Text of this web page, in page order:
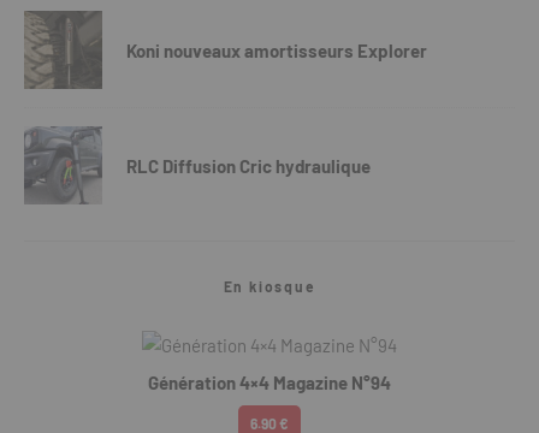
Koni nouveaux amortisseurs Explorer
RLC Diffusion Cric hydraulique
En kiosque
Génération 4×4 Magazine N°94
6.90 €